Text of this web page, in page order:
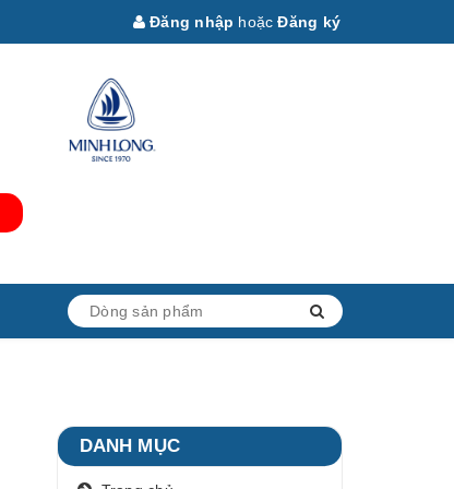
Đăng nhập hoặc Đăng ký
DANH MỤC